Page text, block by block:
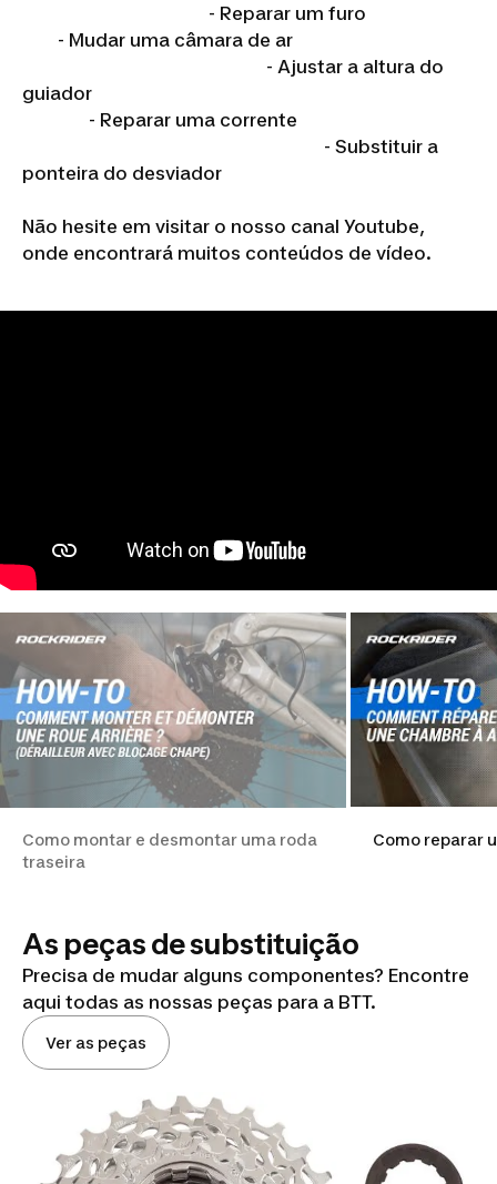
- Reparar um furo
- Mudar uma câmara de ar
- Ajustar a altura do
guiador
- Reparar uma corrente
- Substituir a
ponteira do desviador
Não hesite em visitar o nosso canal Youtube,
onde encontrará muitos conteúdos de vídeo.
Como montar e desmontar uma roda
traseira
Como reparar
As peças de substituição
Precisa de mudar alguns componentes? Encontre
aqui todas as nossas peças para a BTT.
Ver as peças